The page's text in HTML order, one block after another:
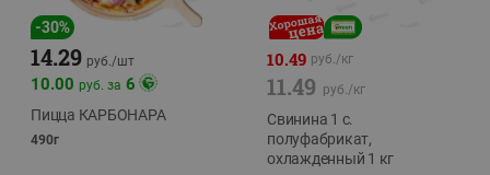
-30%
14.29 руб./шт
10.00 руб. за 6
Пицца КАРБОНАРА
490г
10.49 руб./кг
11.49 руб./кг
Свинина 1 с.
полуфабрикат,
охлажденный 1 кг